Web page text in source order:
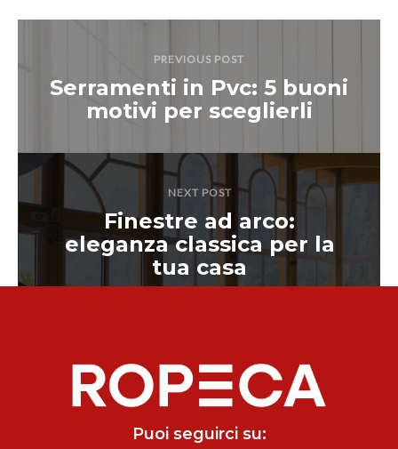
PREVIOUS POST
Serramenti in Pvc: 5 buoni
motivi per sceglierli
NEXT POST
Finestre ad arco:
eleganza classica per la
tua casa
Puoi seguirci su: